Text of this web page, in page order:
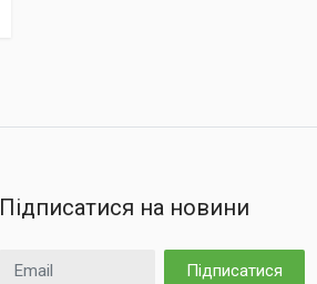
Підписатися на новини
Email Підписатися